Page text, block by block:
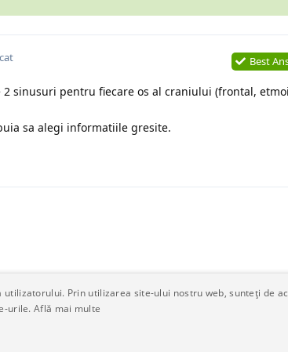
Best
sinusuri pentru fiecare os al craniului (frontal,
sa alegi informatiile gresite.
Prin utilizarea site-ului nostru web, sunteți de
urile.Află mai multe